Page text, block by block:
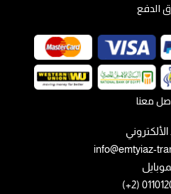
معنا
الألكتروني
info@emtyiaz-
الدفع